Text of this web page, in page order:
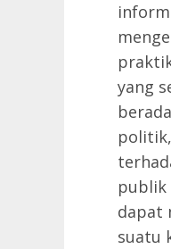
yang
publik
dapat
suatu